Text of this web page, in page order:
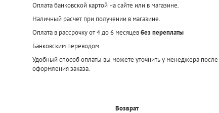
Оплата банковской картой на сайте или в магазине.
Наличный расчет при получении в магазине.
Оплата в рассрочку от 4 до 6 месяцевбез переплаты
Банковским переводом.
Удобный способ оплаты вы можете уточнить у менеджера после
оформления заказа.
Возврат